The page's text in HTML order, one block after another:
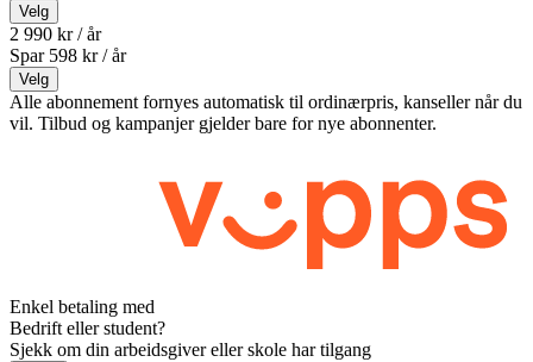
Velg
2 990 kr / år
Spar 598 kr /år
Velg
Alle abonnement fornyes automatisk til ordinærpris, kanseller når du
vil. Tilbud og kampanjer gjelder bare for nye abonnenter.
Enkel betaling med
Bedrift eller student?
Sjekk om din arbeidsgiver eller skole har tilgang